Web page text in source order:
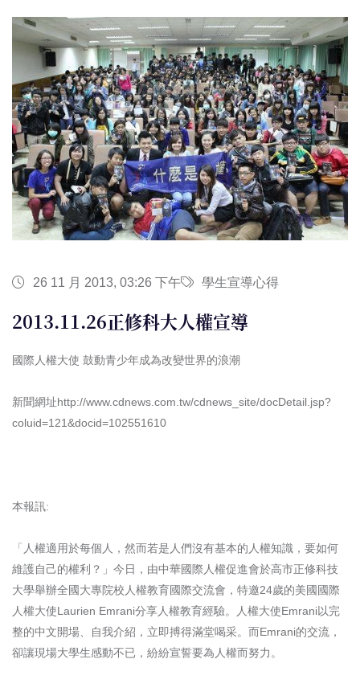
26 11 月 2013, 03:26 下午 學生宣導心得
2013.11.26正修科大人權宣導
國際人權大使 鼓動青少年成為改變世界的浪潮
新聞網址http://www.cdnews.com.tw/cdnews_site/docDetail.jsp?
coluid=121&docid=102551610
本報訊:
「人權適用於每個人，然而若是人們沒有基本的人權知識，要如何
維護自己的權利？」今日，由中華國際人權促進會於高市正修科技
大學舉辦全國大專院校人權教育國際交流會，特邀24歲的美國國際
人權大使Laurien Emrani分享人權教育經驗。人權大使Emrani以完
整的中文開場、自我介紹，立即搏得滿堂喝采。而Emrani的交流，
卻讓現場大學生感動不已，紛紛宣誓要為人權而努力。